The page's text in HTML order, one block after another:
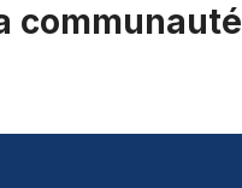
communauté